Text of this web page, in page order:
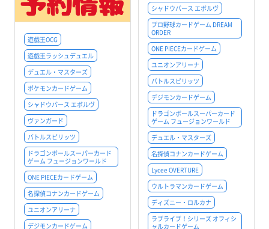
シャドウバース エボルヴ
プロ野球カードゲーム DREAM
ORDER
ONE PIECEカードゲーム
ユニオンアリーナ
バトルスピリッツ
デジモンカードゲーム
ドラゴンボールスーパーカード
ゲーム フュージョンワールド
デュエル・マスターズ
名探偵コナンカードゲーム
Lycee OVERTURE
ウルトラマンカードゲーム
ディズニー・ロルカナ
ラブライブ！シリーズ オフィシ
ャルカードゲーム
遊戯王OCG
遊戯王ラッシュデュエル
デュエル・マスターズ
ポケモンカードゲーム
シャドウバース エボルヴ
ヴァンガード
バトルスピリッツ
ドラゴンボールスーパーカード
ゲーム フュージョンワールド
ONE PIECEカードゲーム
名探偵コナンカードゲーム
ユニオンアリーナ
デジモンカードゲーム